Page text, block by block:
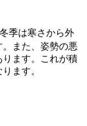
季は寒さから外
また、姿勢の悪
ります。これが積
ます。